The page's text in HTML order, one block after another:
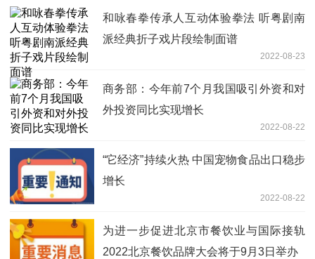
和咏春拳传承人互动体验拳法 听粤剧南
派经典折子戏片段绘制面谱
2022-08-23
商务部：今年前7个月我国吸引外资和对
外投资同比实现增长
2022-08-22
“它经济”持续火热 中国宠物食品出口稳步
增长
2022-08-22
为进一步促进北京市餐饮业与国际接轨
2022北京餐饮品牌大会将于9月3日举办